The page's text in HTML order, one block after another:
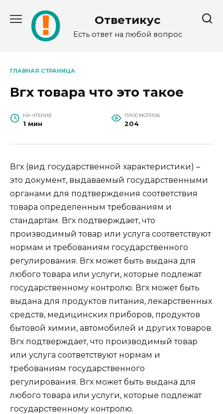
содержанию
Ответикус
Есть ответ на любой вопрос
ГЛАВНАЯ СТРАНИЦА
Вгх товара что это такое
НА ЧТЕНИЕ
1 мин
ПРОСМОТРОВ
204
Вгх (вид государственной характеристики) –
это документ, выдаваемый государственными
органами для подтверждения соответствия
товара определенным требованиям и
стандартам. Вгх подтверждает, что
производимый товар или услуга соответствуют
нормам и требованиям государственного
регулирования. Вгх может быть выдана для
любого товара или услуги, которые подлежат
государственному контролю. Вгх может быть
выдана для продуктов питания, лекарственных
средств, медицинских приборов, продуктов
бытовой химии, автомобилей и других товаров.
Вгх подтверждает, что производимый товар
или услуга соответствуют нормам и
требованиям государственного
регулирования. Вгх может быть выдана для
любого товара или услуги, которые подлежат
государственному контролю.